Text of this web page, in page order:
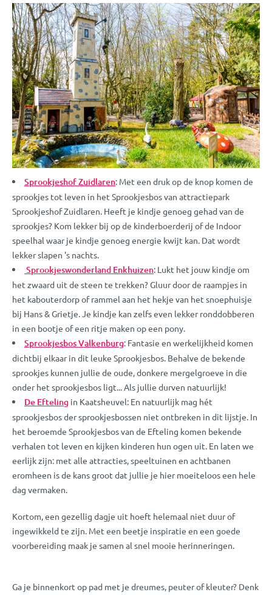
Sprookjeshof Zuidlaren: Met een druk op de knop komen de
sprookjes tot leven in het Sprookjesbos van attractiepark
Sprookjeshof Zuidlaren. Heeft je kindje genoeg gehad van de
sprookjes? Kom lekker bij op de kinderboerderij of de Indoor
speelhal waar je kindje genoeg energie kwijt kan. Dat wordt
lekker slapen 's nachts.
Sprookjeswonderland Enkhuizen: Lukt het jouw kindje om
het zwaard uit de steen te trekken? Gluur door de raampjes in
het kabouterdorp of rammel aan het hekje van het snoephuisje
bij Hans & Grietje. Je kindje kan zelfs even lekker ronddobberen
in een bootje of een ritje maken op een pony.
Sprookjesbos Valkenburg: Fantasie en werkelijkheid komen
dichtbij elkaar in dit leuke Sprookjesbos. Behalve de bekende
sprookjes kunnen jullie de oude, donkere mergelgroeve in die
onder het sprookjesbos ligt... Als jullie durven natuurlijk!
De Efteling in Kaatsheuvel: En natuurlijk mag hét
sprookjesbos der sprookjesbossen niet ontbreken in dit lijstje. In
het beroemde Sprookjesbos van de Efteling komen bekende
verhalen tot leven en kijken kinderen hun ogen uit. En laten we
eerlijk zijn: met alle attracties, speeltuinen en achtbanen
eromheen is de kans groot dat jullie je hier moeiteloos een hele
dag vermaken.
Kortom, een gezellig dagje uit hoeft helemaal niet duur of
ingewikkeld te zijn. Met een beetje inspiratie en een goede
voorbereiding maak je samen al snel mooie herinneringen.
Ga je binnenkort op pad met je dreumes, peuter of kleuter? Denk